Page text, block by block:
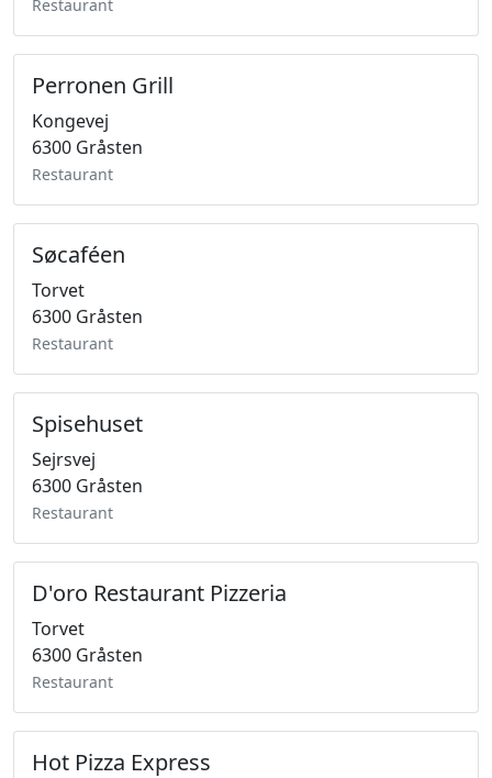
Restaurant
Perronen Grill
Kongevej
6300 Gråsten
Restaurant
Søcaféen
Torvet
6300 Gråsten
Restaurant
Spisehuset
Sejrsvej
6300 Gråsten
Restaurant
D'oro Restaurant Pizzeria
Torvet
6300 Gråsten
Restaurant
Hot Pizza Express